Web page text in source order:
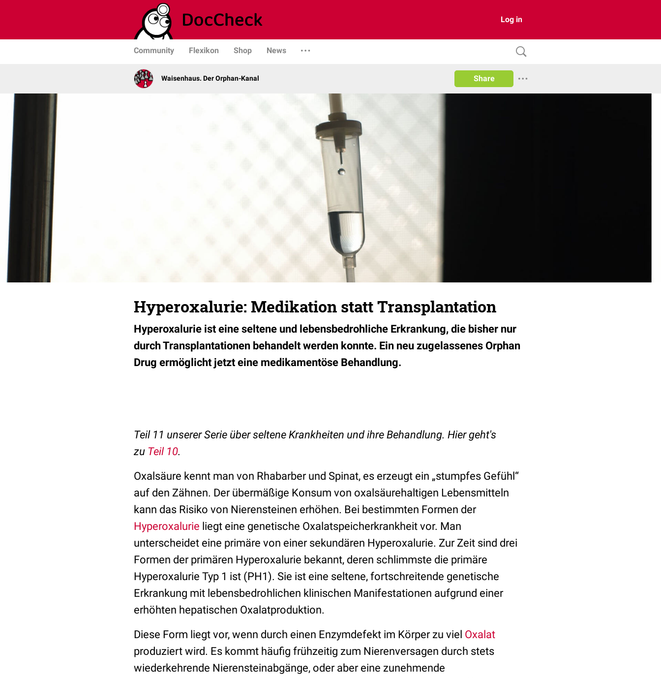
Log in
Community Flexikon Shop News
Waisenhaus. Der Orphan-Kanal Share
Hyperoxalurie: Medikation statt Transplantation
Hyperoxalurie ist eine seltene und lebensbedrohliche Erkrankung, die bisher nur
durch Transplantationen behandelt werden konnte. Ein neu zugelassenes Orphan
Drug ermöglicht jetzt eine medikamentöse Behandlung.
Teil 11 unserer Serie über seltene Krankheiten und ihre Behandlung. Hier geht's
zu Teil 10.
Oxalsäure kennt man von Rhabarber und Spinat, es erzeugt ein „stumpfes Gefühl“
auf den Zähnen. Der übermäßige Konsum von oxalsäurehaltigen Lebensmitteln
kann das Risiko von Nierensteinen erhöhen. Bei bestimmten Formen der
Hyperoxalurie liegt eine genetische Oxalatspeicherkrankheit vor. Man
unterscheidet eine primäre von einer sekundären Hyperoxalurie. Zur Zeit sind drei
Formen der primären Hyperoxalurie bekannt, deren schlimmste die primäre
Hyperoxalurie Typ 1 ist (PH1). Sie ist eine seltene, fortschreitende genetische
Erkrankung mit lebensbedrohlichen klinischen Manifestationen aufgrund einer
erhöhten hepatischen Oxalatproduktion.
Diese Form liegt vor, wenn durch einen Enzymdefekt im Körper zu viel Oxalat
produziert wird. Es kommt häufig frühzeitig zum Nierenversagen durch stets
wiederkehrende Nierensteinabgänge, oder aber eine zunehmende